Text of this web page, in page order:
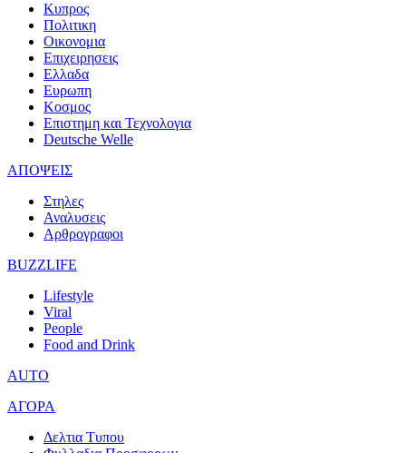
Κυπρος
Πολιτικη
Οικονομια
Επιχειρησεις
Ελλαδα
Ευρωπη
Κοσμος
Επιστημη και Τεχνολογια
Deutsche Welle
ΑΠΟΨΕΙΣ
Στηλες
Αναλυσεις
Αρθρογραφοι
BUZZLIFE
Lifestyle
Viral
People
Food and Drink
AUTO
ΑΓΟΡΑ
Δελτια Τυπου